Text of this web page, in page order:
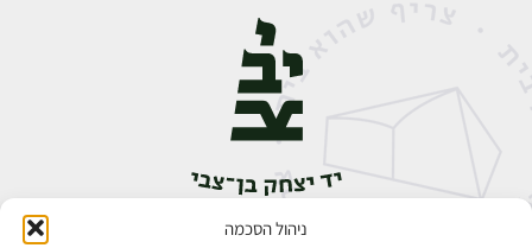
ניהול הסכמהאבן גבירול 14, רחביה, ירושלים